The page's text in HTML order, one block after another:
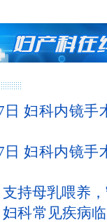
日 妇科内镜
日 妇科内镜
支持母乳喂养
妇科常见疾病